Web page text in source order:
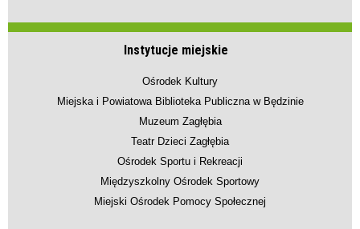
Instytucje miejskie
Ośrodek Kultury
Miejska i Powiatowa Biblioteka Publiczna w Będzinie
Muzeum Zagłębia
Teatr Dzieci Zagłębia
Ośrodek Sportu i Rekreacji
Międzyszkolny Ośrodek Sportowy
Miejski Ośrodek Pomocy Społecznej